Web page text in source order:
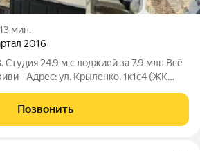
13 мин.
2016
- Адрес: ул. Крыленко, 1к1с4 (ЖК
набережная. Идеально для
Позвонить